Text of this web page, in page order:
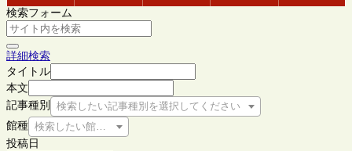
検索フォーム
詳細検索
タイトル
本文
記事種別
検索したい記事種別を選択してください
館種 検索したい館種を選択してください
投稿日